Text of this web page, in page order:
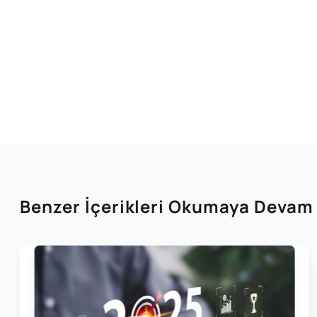
Benzer İçerikleri Okumaya Devam